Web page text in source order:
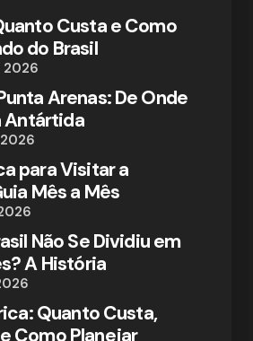
Custa e Como
do Brasil
2026
Arenas: De Onde
Antártida
para Visitar a
Mês a Mês
Não Se Dividiu em
A História
Quanto Custa,
Como Planejar